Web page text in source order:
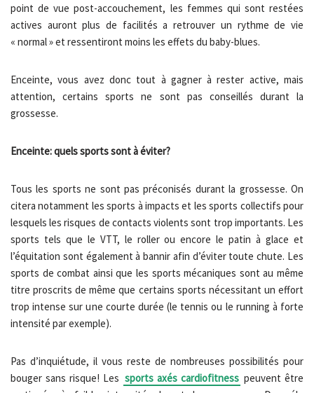
point de vue post-accouchement, les femmes qui sont restées
actives auront plus de facilités a retrouver un rythme de vie
« normal » et ressentiront moins les effets du baby-blues.
Enceinte, vous avez donc tout à gagner à rester active, mais
attention, certains sports ne sont pas conseillés durant la
grossesse.
Enceinte: quels sports sont à éviter?
Tous les sports ne sont pas préconisés durant la grossesse. On
citera notamment les sports à impacts et les sports collectifs pour
lesquels les risques de contacts violents sont trop importants. Les
sports tels que le VTT, le roller ou encore le patin à glace et
l’équitation sont également à bannir afin d’éviter toute chute. Les
sports de combat ainsi que les sports mécaniques sont au même
titre proscrits de même que certains sports nécessitant un effort
trop intense sur une courte durée (le tennis ou le running à forte
intensité par exemple).
Pas d’inquiétude, il vous reste de nombreuses possibilités pour
bouger sans risque! Les sports axés cardiofitness peuvent être